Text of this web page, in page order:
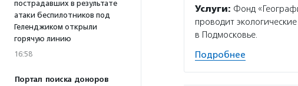
пострадавших в результате
атаки беспилотников под
Геленджиком открыли
горячую линию
16:58
Портал поиска доноров
Услуги: Фонд
проводит
в Подмосковье.
Подробнее